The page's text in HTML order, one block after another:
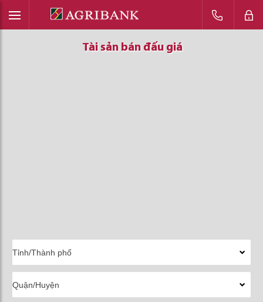
Tài sản bán đấu giá
Tài sản bán đấu giá
Tài sản bán đấu giá